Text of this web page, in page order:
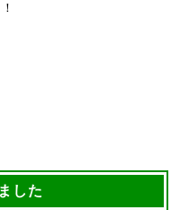
した